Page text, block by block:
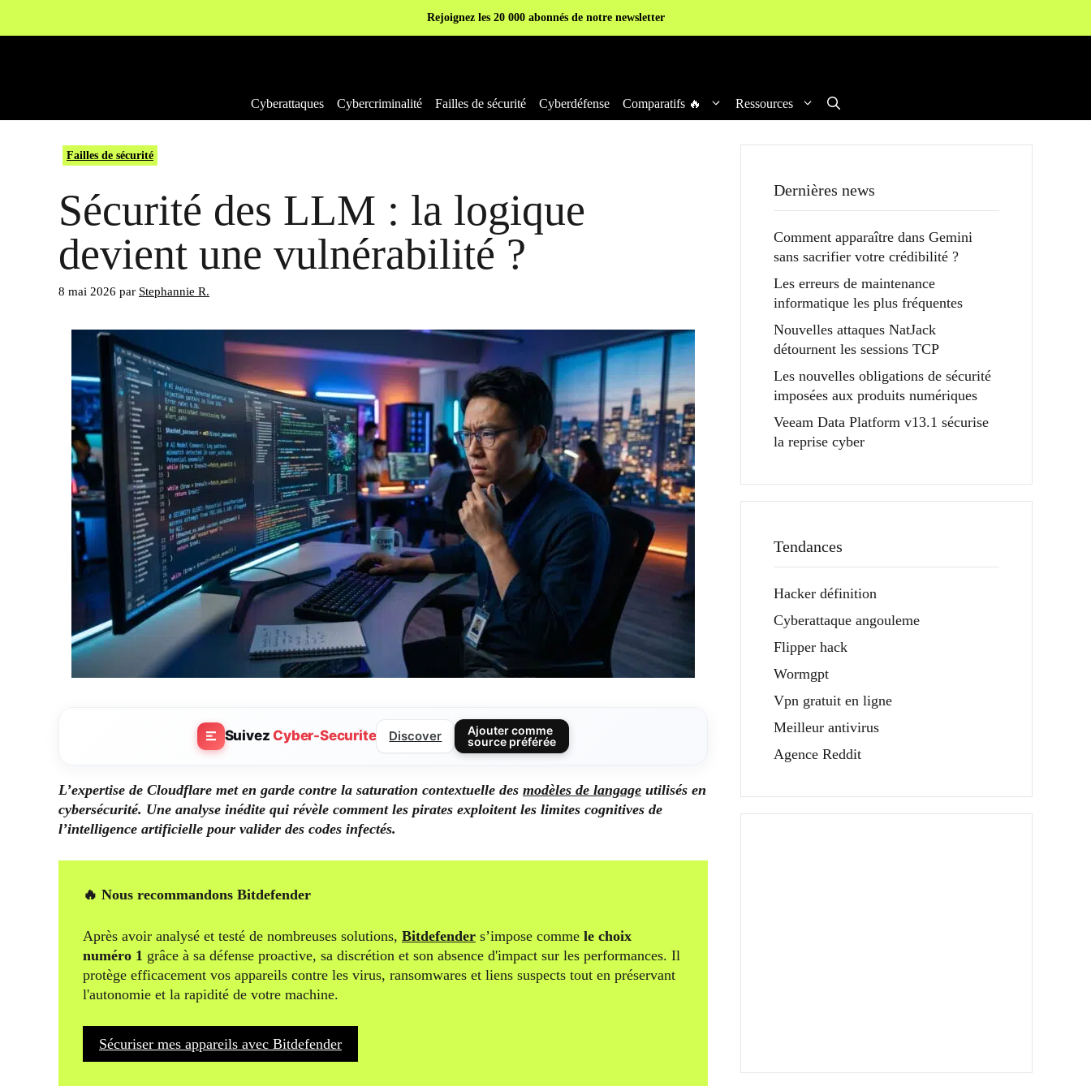
Rejoignez les 20 000 abonnés de notre newsletter
Cyberattaques Cybercriminalité Failles de sécurité Cyberdéfense Comparatifs 🔥 Ressources
Failles de sécurité
Sécurité des LLM : la logique
devient une vulnérabilité ?
8 mai 2026 par Stephannie R.
SuivezCyber-Securite Discover
Ajouter comme
source préférée
L’expertise de Cloudflare met en garde contre la saturation contextuelle des modèles de langage utilisés en
cybersécurité. Une analyse inédite qui révèle comment les pirates exploitent les limites cognitives de
l’intelligence artificielle pour valider des codes infectés.
🔥 Nous recommandons Bitdefender
Après avoir analysé et testé de nombreuses solutions, Bitdefender s’impose comme le choix
numéro 1 grâce à sa défense proactive, sa discrétion et son absence d'impact sur les performances. Il
protège efficacement vos appareils contre les virus, ransomwares et liens suspects tout en préservant
l'autonomie et la rapidité de votre machine.
Sécuriser mes appareils avec Bitdefender
Dernières news
Comment apparaître dans Gemini
sans sacrifier votre crédibilité ?
Les erreurs de maintenance
informatique les plus fréquentes
Nouvelles attaques NatJack
détournent les sessions TCP
Les nouvelles obligations de sécurité
imposées aux produits numériques
Veeam Data Platform v13.1 sécurise
la reprise cyber
Tendances
Hacker définition
Cyberattaque angouleme
Flipper hack
Wormgpt
Vpn gratuit en ligne
Meilleur antivirus
Agence Reddit